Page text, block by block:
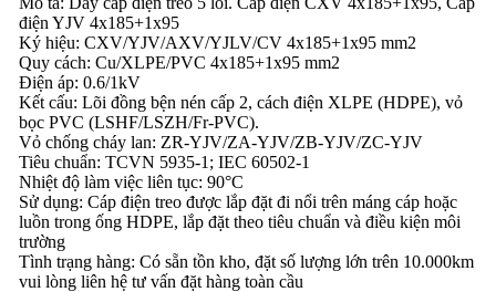
điện YJV 4x185+1x95
Ký hiệu: CXV/YJV/AXV/YJLV/CV 4x185+1x95 mm2
Quy cách: Cu/XLPE/PVC 4x185+1x95 mm2
Điện áp: 0.6/1kV
Kết cấu: Lõi đồng bện nén cấp 2, cách điện XLPE (HDPE), vỏ
bọc PVC (LSHF/LSZH/Fr-PVC).
Vỏ chống cháy lan: ZR-YJV/ZA-YJV/ZB-YJV/ZC-YJV
Tiêu chuẩn: TCVN 5935-1; IEC 60502-1
Nhiệt độ làm việc liên tục: 90°C
Sử dụng: Cáp điện treo được lắp đặt đi nổi trên máng cáp hoặc
luồn trong ống HDPE, lắp đặt theo tiêu chuẩn và điều kiện môi
trường
Tình trạng hàng: Có sẵn tồn kho, đặt số lượng lớn trên 10.000km
vui lòng liên hệ tư vấn đặt hàng toàn cầu